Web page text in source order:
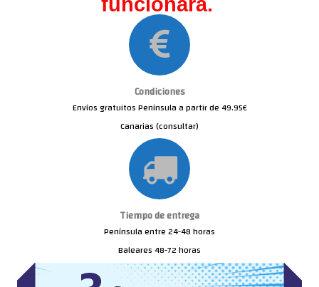
Condiciones
Envíos gratuitos Península a partir de 49.95€
Canarias (consultar)
Tiempo de entrega
Península entre 24-48 horas
Baleares 48-72 horas